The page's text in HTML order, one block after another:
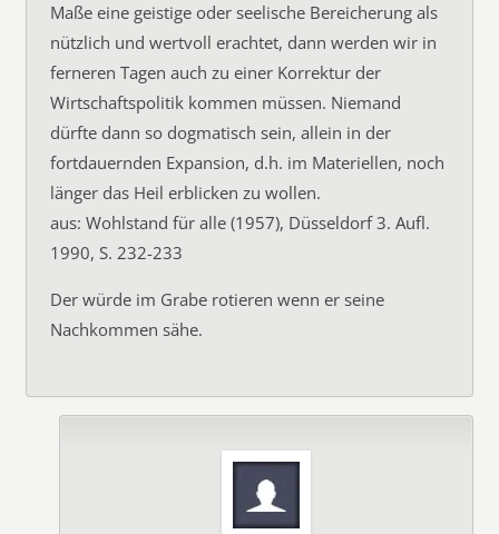
Maße eine geistige oder seelische Bereicherung als
nützlich und wertvoll erachtet, dann werden wir in
ferneren Tagen auch zu einer Korrektur der
Wirtschaftspolitik kommen müssen. Niemand
dürfte dann so dogmatisch sein, allein in der
fortdauernden Expansion, d.h. im Materiellen, noch
länger das Heil erblicken zu wollen.
aus: Wohlstand für alle (1957), Düsseldorf 3. Aufl.
1990, S. 232-233
Der würde im Grabe rotieren wenn er seine
Nachkommen sähe.